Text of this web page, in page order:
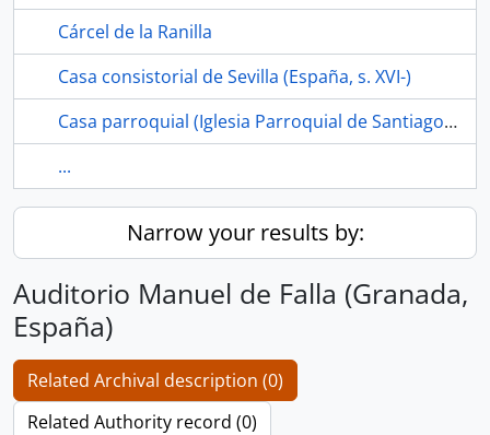
Cárcel de la Ranilla
Casa consistorial de Sevilla (España, s. XVI-)
Casa parroquial (Iglesia Parroquial de Santiago el Mayor, Los Corrales, Sevilla, España)
...
Narrow your results by:
Auditorio Manuel de Falla (Granada,
España)
Related Archival description (0)
Related Authority record (0)